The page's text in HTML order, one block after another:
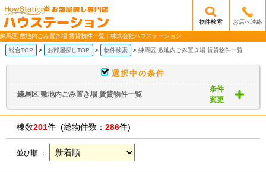
/mobile_img/head-logo.png
物件検索 お店へ連絡
練馬区 敷地内ごみ置き場 賃貸物件一覧｜株式会社ハウステーション
総合TOP お部屋探しTOP 物件検索 練馬区 敷地内ごみ置き場 賃貸物件一覧
選択中の条件
練馬区 敷地内ごみ置き場 賃貸物件一覧
条件
変更
棟数201件 (総物件数： 286件)
並び順 ：